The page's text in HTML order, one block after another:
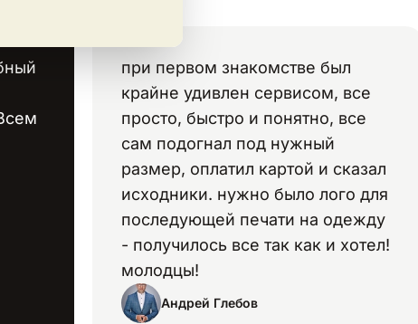
при первом знакомстве был
крайне удивлен сервисом, все
просто, быстро и понятно, все
сам подогнал под нужный
размер, оплатил картой и сказал
исходники. нужно было лого для
последующей печати на одежду
- получилось все так как и хотел!
молодцы!
Андрей Глебов